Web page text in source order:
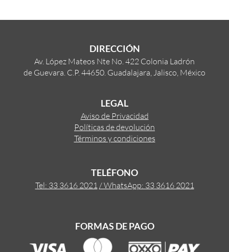
DIRECCIÓN
Av. López Mateos Nte No. 422 Colonia Ladrón
de Guevara. C.P. 44650. Guadalajara, Jalisco, México
LEGAL
Aviso de Privacidad
Políticas de devolución
Términos y condiciones
TELÉFONO
Tel: 33 3616 2021 / WhatsApp: 33 3616 2021
FORMAS DE PAGO